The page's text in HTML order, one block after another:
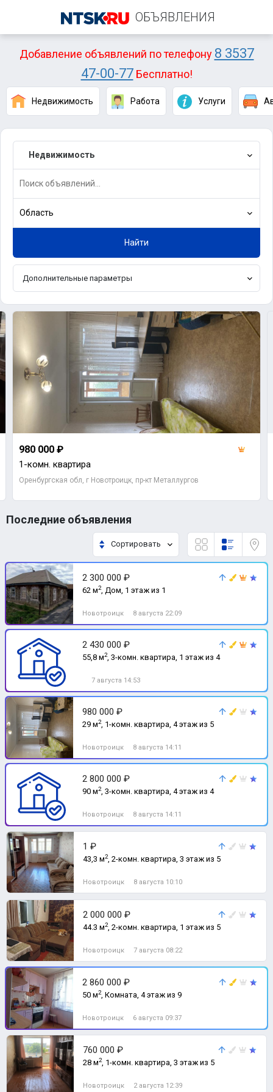
ОБЪЯВЛЕНИЯ
Добавление объявлений по телефону 8 3537
47-00-77Бесплатно!
Недвижимость Работа Услуги
Недвижимость
Область
Найти
Дополнительные параметры
980 000 ₽
1-комн. квартира
Оренбургская обл, г Новотроицк, пр-кт Металлургов
Последние объявления
Сортировать
2 300 000 ₽
62 м2, Дом, 1 этаж из 1
Новотроицк 8 августа 22:09
2 430 000 ₽
55,8 м2, 3-комн. квартира, 1 этаж из 4
7 августа 14:53
980 000 ₽
29 м2, 1-комн. квартира, 4 этаж из 5
Новотроицк 8 августа 14:11
2 800 000 ₽
90 м2, 3-комн. квартира, 4 этаж из 4
Новотроицк 8 августа 14:11
1 ₽
43,3 м2, 2-комн. квартира, 3 этаж из 5
Новотроицк 8 августа 10:10
2 000 000 ₽
44.3 м2, 2-комн. квартира, 1 этаж из 5
Новотроицк 7 августа 08:22
2 860 000 ₽
50 м2, Комната, 4 этаж из 9
Новотроицк 6 августа 09:37
760 000 ₽
28 м2, 1-комн. квартира, 3 этаж из 5
Новотроицк 2 августа 12:39